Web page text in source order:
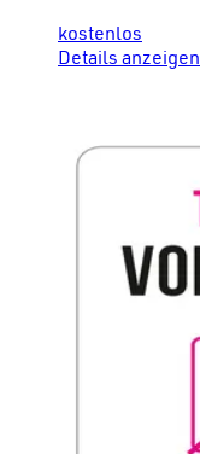
kostenlos
Details anzeigen